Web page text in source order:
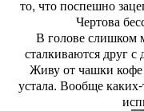
то, что поспешно
Чертова
В голове слишком
сталкиваются друг с
Живу от чашки кофе
устала. Вообще